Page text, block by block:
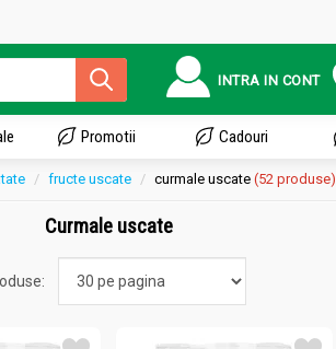
INTRA IN CONT
Promotii Cadouri
fructe uscate curmale uscate (52 produse)
Curmale uscate